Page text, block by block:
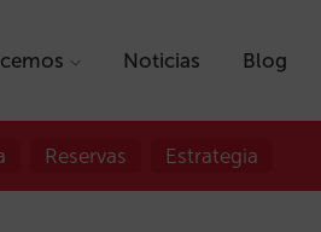
Noticias Blog
Reservas Estrategia